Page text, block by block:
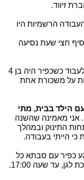
זיווד.
הרשמיות היו
על זה יש להוסיף חצי שעת נסיעה
חזרתי לעבוד כשכפיר היה בן 4
על משכורת אחת
הילד בבית, מתי
אני מאמינה שהשנה
התינוק ובמהלך
הייתי בעבודה.
כפיר עם סבתא כל